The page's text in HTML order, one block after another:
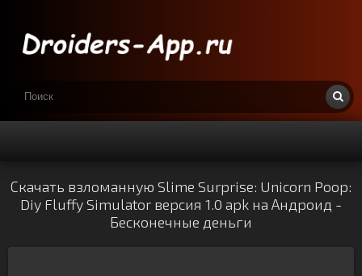
Скачать взломанную Slime Surprise: Unicorn Poop:
Diy Fluffy Simulator версия 1.0 apk на Андроид -
Бесконечные деньги